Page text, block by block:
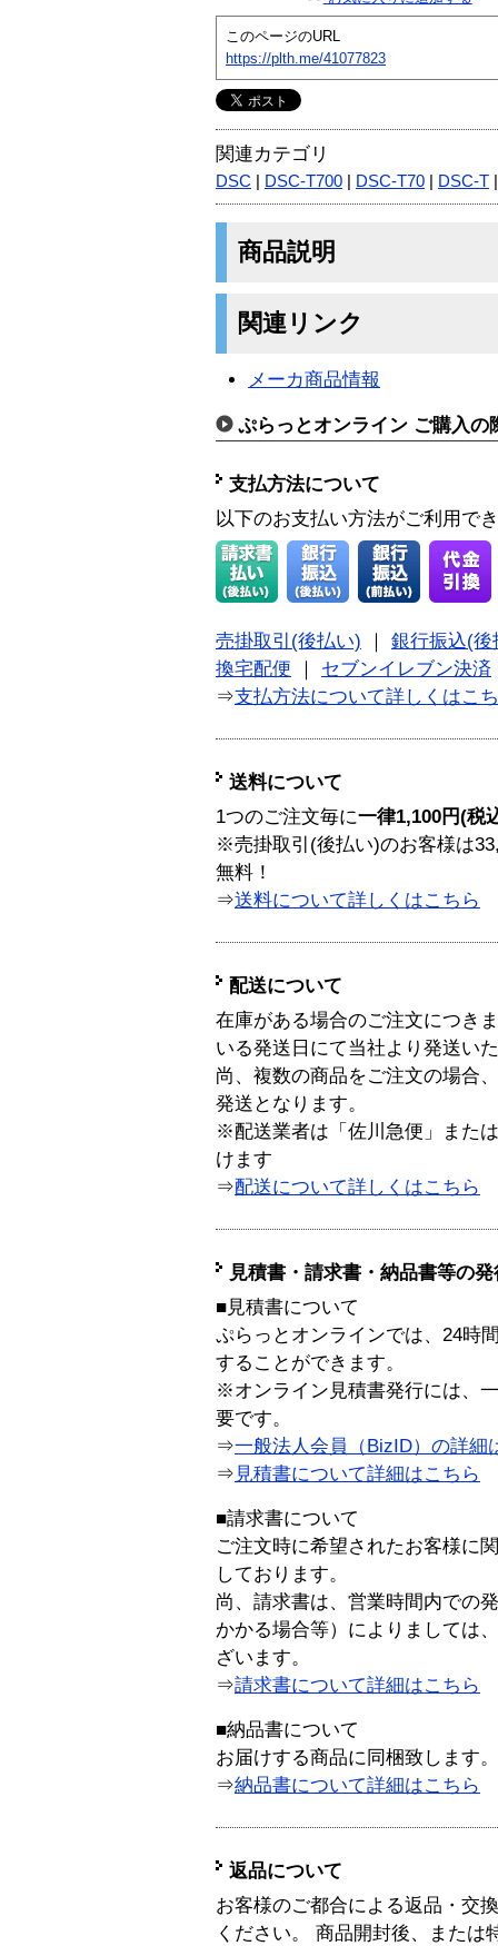
このページのURL
https://plth.me/41077823
関連カテゴリ
DSC DSC-T700 DSC-T70 DSC-T
商品説明
関連リンク
メーカ商品情報
ぷらっとオンライン ご購入の
支払方法について
以下のお支払い方法がご利用で
売掛取引(後払い)
銀行振込(後
換宅配便
セブンイレブン決済
⇒支払方法について詳しくはこ
送料について
1つのご注文毎に一律1,100円(税
※売掛取引(後払い)のお客様は
無料！
⇒送料について詳しくはこちら
配送について
在庫がある場合のご注文につき
いる発送日にて当社より発送い
尚、複数の商品をご注文の場合
発送となります。
※配送業者は「佐川急便」また
けます
⇒配送について詳しくはこちら
見積書・請求書・納品書等の
■見積書について
ぷらっとオンラインでは、24時
することができます。
※オンライン見積書発行には、
要です。
⇒一般法人会員（BizID）の詳細
⇒ 見積書について詳細はこちら
■請求書について
ご注文時に希望されたお客様に
しております。
尚、請求書は、営業時間内での
かかる場合等）によりましては
ざいます。
⇒請求書について詳細はこちら
■納品書について
お届けする商品に同梱致します。
⇒納品書について詳細はこちら
返品について
お客様のご都合による返品・交
ください。 商品開封後、または